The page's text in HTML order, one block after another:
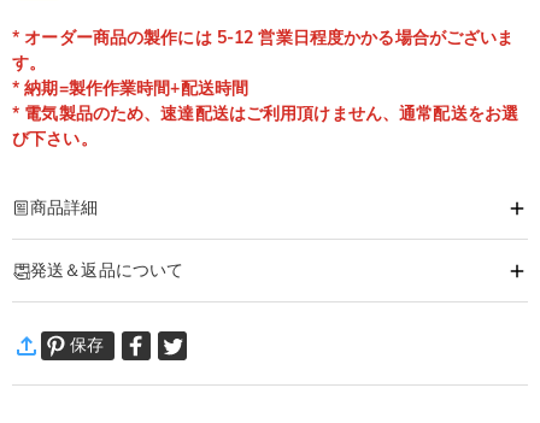
* オーダー商品の製作には 5-12 営業日程度かかる場合がございま
す。
* 納期=製作作業時間+配送時間
* 電気製品のため、速達配送はご利用頂けません、通常配送をお選
び下さい。
商品詳細
好きなお写真やメッセージ入りで、「世界で１つだけ」のナイトライトになり
ます。
お部屋を飾るインテリア雑貨にもオーダーメイドでき、あなたが大切に想うお
相手への贈りものにぴったり。
商品仕様
発送＆返品について
万一、ご注文商品にご満足いただけない場合は、商品が到着後60日
保存